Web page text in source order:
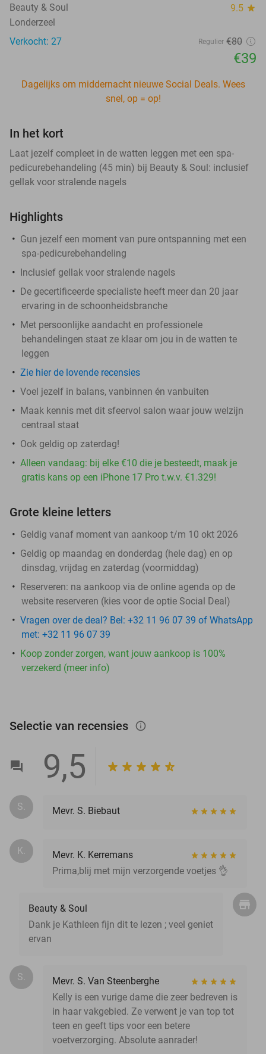
Beauty & Soul 9.5 star
Londerzeel
Verkocht: 27
Regulier €80
€39
Dagelijks om middernacht nieuwe Social Deals. Wees
snel, op = op!
In het kort
Laat jezelf compleet in de watten leggen met een spa-
pedicurebehandeling (45 min) bij Beauty & Soul: inclusief
gellak voor stralende nagels
Highlights
Gun jezelf een moment van pure ontspanning met een
spa-pedicurebehandeling
Inclusief gellak voor stralende nagels
De gecertificeerde specialiste heeft meer dan 20 jaar
ervaring in de schoonheidsbranche
Met persoonlijke aandacht en professionele
behandelingen staat ze klaar om jou in de watten te
leggen
Zie hier de lovende recensies
Voel jezelf in balans, vanbinnen én vanbuiten
Maak kennis met dit sfeervol salon waar jouw welzijn
centraal staat
Ook geldig op zaterdag!
Alleen vandaag: bij elke €10 die je besteedt, maak je
gratis kans op een iPhone 17 Pro t.w.v. €1.329!
Grote kleine letters
Geldig vanaf moment van aankoop t/m 10 okt 2026
Geldig op maandag en donderdag (hele dag) en op
dinsdag, vrijdag en zaterdag (voormiddag)
Reserveren: na aankoop via de online agenda op de
website reserveren (kies voor de optie Social Deal)
Vragen over de deal? Bel: +32 11 96 07 39 of WhatsApp
met: +32 11 96 07 39
Koop zonder zorgen, want jouw aankoop is 100%
verzekerd (meer info)
Selectie van recensies info_outlined
9,5
S. Mevr. S. Biebaut
K.
Mevr. K. Kerremans
Prima,blij met mijn verzorgende voetjes 👌
Beauty & Soul
Dank je Kathleen fijn dit te lezen ; veel geniet
ervan
S.
Mevr. S. Van Steenberghe
Kelly is een vurige dame die zeer bedreven is
in haar vakgebied. Ze verwent je van top tot
teen en geeft tips voor een betere
voetverzorging. Absolute aanrader!